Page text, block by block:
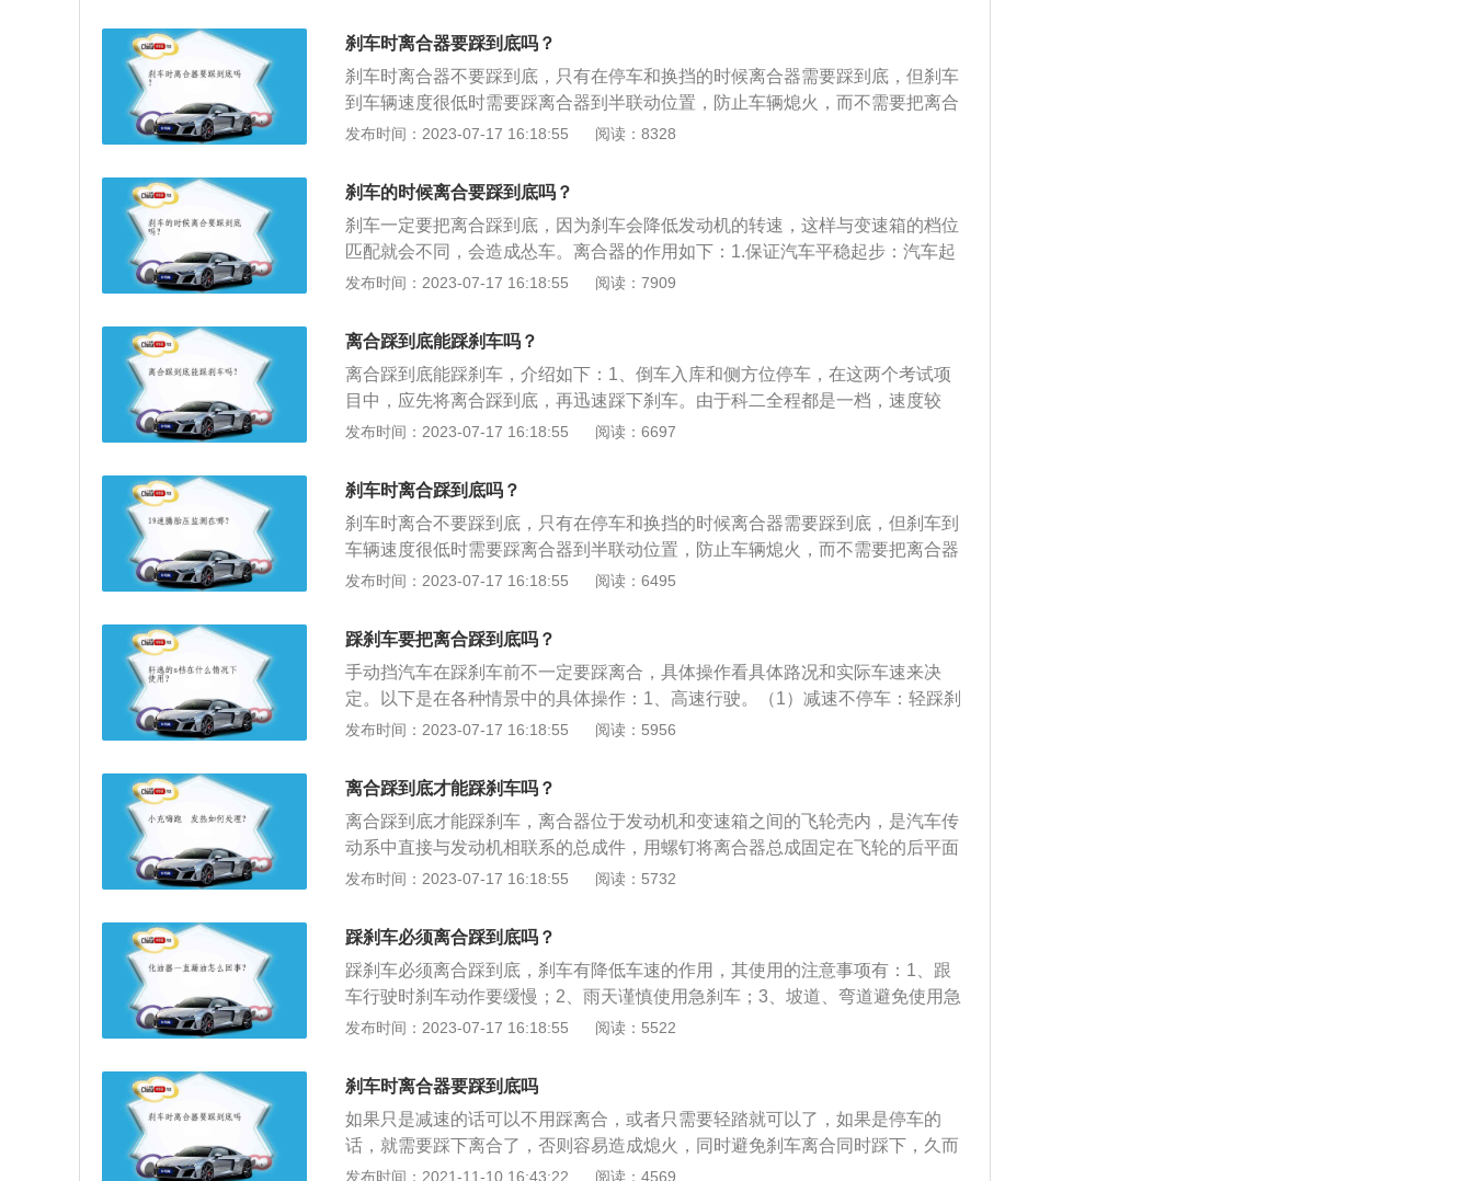
先不踩离合器，刹到一定程度后再踩离合器比如以3档行驶，发动机转速2500
转，前方遇到红灯，这时候可以先踩刹车，等车速降低同时发动机转速降低到10
00转左右，再踩下离合器挂空挡，溜车到停车线。缩短刹车距离:车速高的时候发
动机制动力还会帮你缩短刹车距离，如果这时候踩离合器的话首先会影响你判断
时间，其次踩下离合器后驱动轮没有发动机牵制作用。
刹车时离合器要踩到底吗？
刹车时离合器不要踩到底，只有在停车和换挡的时候离合器需要踩到底，但刹车
到车辆速度很低时需要踩离合器到半联动位置，防止车辆熄火，而不需要把离合
器踩到底。 紧急刹车时需要踩离合器：当汽车进行紧急制动时，若没有离合
生很大的惯性力矩，其数值可能大大超过发动机正常工作时所发出的最大扭矩，
对传动系造成超过其承载能力的载荷，而使机件损坏。 离合器的作用：踩刹车时
候踩离合器可以防止熄火，避免重新启动从而可以减少对车辆的损坏，踩离合器
视作空挡，这个时候踩刹车等于空挡刹车，会增加刹车距离，从而提升了行车的
危险。
发布时间：2023-07-17 16:18:55 阅读：8328
刹车的时候离合要踩到底吗？
刹车一定要把离合踩到底，因为刹车会降低发动机的转速，这样与变速箱的档位
匹配就会不同，会造成怂车。离合器的作用如下：1.保证汽车平稳起步：汽车起
步时，发动机与变速箱处于刚性连接，一旦挂了挡而没踩离合，汽车将由于突然
产生巨大惯性冲力对发动机造成很大的阻力矩，继而令发动机熄火。而离合器在
这个情况下的作用就体现出来，在发动机起步后，汽车起步前，驾驶员踩下离合
踏板，让发动机与变速箱分离，再将变速器挂上档，然后逐步松开离合器踏板，
然离合器与发动机重新结合。这样发动机的转矩就可从小到大逐渐传给传动系
统，从而实现缓慢加速，最终平稳起步。2.平顺换挡：起步后由于速度会以慢变
的齿轮副推出传动，再使另一档位的齿轮副进入工作，这时在换挡前就要踩下离
合器踏板，中断动力传动，使原来的档位断开再接合新的档位，从而实现平顺换
挡。3.防止传动系过载：汽车要进行制动时，如果没有离合器，那么发动机将会
来巨大的承载能力载荷，令零件损坏，有了离合器之后，就可以依靠离合器的主
发布时间：2023-07-17 16:18:55 阅读：7909
离合踩到底能踩刹车吗？
离合踩到底能踩刹车，介绍如下：1、倒车入库和侧方位停车，在这两个考试项
目中，应先将离合踩到底，再迅速踩下刹车。由于科二全程都是一档，速度较
慢，因此车辆不会抖动。2、遇到红灯、靠边停车时，科三考试中，由于车速较
合器踩到底，进行降档，快接近停车位置时，可以慢踩刹车到底，将车停稳。更
多介绍如下：1、离合刹车同时踩到底的情况：坡道定点停车时，为了避免后
溜，需要将离合和刹车同时快速踩到底。考试过程中遇到紧急情况时，只踩离
合，车辆由于惯性会往前冲，因此一般将离合刹车同时踩到底。2、先踩刹车再
踩离合的情况，科三考试中如果车速较快时，可以先踩刹车，把车速降下来，再
发布时间：2023-07-17 16:18:55 阅读：6697
刹车时离合踩到底吗？
刹车时离合不要踩到底，只有在停车和换挡的时候离合器需要踩到底，但刹车到
车辆速度很低时需要踩离合器到半联动位置，防止车辆熄火，而不需要把离合器
踩到底。以下是相关信息：1、紧急刹车时需要踩离合器，当汽车进行紧急制动
所有运动件将产生很大的惯性力矩，其数值可能大大超过发动机正常工作时所发
出的最大扭矩，对传动系造成超过其承载能力的载荷，而使机件损坏。2、有了
离合器，便可以依靠离合器主动部分和从动部分之间可能产生的相对运动来消除
这一危险，因此需要离合器来限制传动系所承受的最大扭矩，从而保证安全。踩
刹车时候踩离合器可以防止熄火，避免重新启动从而可以减少对车辆的损坏，踩
行车的危险。
发布时间：2023-07-17 16:18:55 阅读：6495
踩刹车要把离合踩到底吗？
手动挡汽车在踩刹车前不一定要踩离合，具体操作看具体路况和实际车速来决
定。以下是在各种情景中的具体操作：1、高速行驶。（1）减速不停车：轻踩刹
车，不需要踩离合器。（2）换挡：首先踩刹车减速，速度降下来后，踩离合挂
以快抬，有速度在不必担心汽车熄火，如果降挡后观察转速太高，就踩点刹车。
2、市区行驶。（1）行驶速度低：踩刹车时需要伴随踩离合器。（2）减挡：踩
离合，挂空挡，再挂入一挡，适当给油，保持汽车转速在1200转左右。3、紧急
情况。（1）停车：先踩刹车到底。（2）非紧急情况下刹车：先踩刹车，等速度
减到汽车抖动后，果断踩死离合器，这样能保证汽车不被弊熄火。。4、手动挡
发布时间：2023-07-17 16:18:55 阅读：5956
离合踩到底才能踩刹车吗？
离合踩到底才能踩刹车，离合器位于发动机和变速箱之间的飞轮壳内，是汽车传
动系中直接与发动机相联系的总成件，用螺钉将离合器总成固定在飞轮的后平面
上，离合器的输出轴就是变速箱的输入轴。使用离合器的注意事项是：1、避免
不要先踩离合器，以免丧失发动机制动。刹车的工作原理是：利用刹车片与刹车
碟及轮胎与地面的摩擦，制造出巨大的摩擦力，将车辆行进的动能转换成摩擦后
的热能，靠摩擦力使转动部位停下来。
发布时间：2023-07-17 16:18:55 阅读：5732
踩刹车必须离合踩到底吗？
踩刹车必须离合踩到底，刹车有降低车速的作用，其使用的注意事项有：1、跟
车行驶时刹车动作要缓慢；2、雨天谨慎使用急刹车；3、坡道、弯道避免使用急
刹车。离合位于发动机和变速箱之间的飞轮壳内，用螺钉将离合器总成固定在飞
1、离合器储液罐液面高度的检查；2、离合器液压操纵机构是否泄漏的检查；
3、踩下离合器踏板，检查踏板响应性；4、离合器踏板高度检查；5、离合器分
离点检查；6、离合器工作情况的检查；7、离合器液压系统中空气的排出。
发布时间：2023-07-17 16:18:55 阅读：5522
刹车时离合器要踩到底吗
如果只是减速的话可以不用踩离合，或者只需要轻踏就可以了，如果是停车的
话，就需要踩下离合了，否则容易造成熄火，同时避免刹车离合同时踩下，久而
久之会造成离合器损坏。不少车主开手动挡车时，都是先离合后刹车的，或者是
发布时间：2021-11-10 16:43:22 阅读：4569